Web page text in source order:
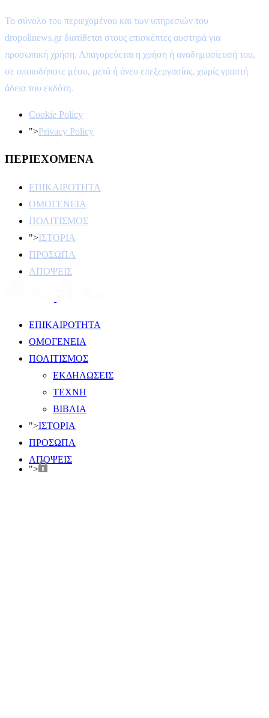
Το σύνολο του περιεχομένου και των υπηρεσιών του
dropolinews.gr διατίθεται στους επισκέπτες αυστηρά για
προσωπική χρήση. Απαγορεύεται η χρήση ή αναδημοσίευσή του,
σε οποιοδήποτε μέσο, μετά ή άνευ επεξεργασίας, χωρίς γραπτή
άδεια του εκδότη.
Cookie Policy
">Privacy Policy
ΠΕΡΙΕΧΟΜΕΝΑ
ΕΠΙΚΑΙΡΟΤΗΤΑ
ΟΜΟΓΕΝΕΙΑ
ΠΟΛΙΤΙΣΜΟΣ
">ΙΣΤΟΡΙΑ
ΠΡΟΣΩΠΑ
ΑΠΟΨΕΙΣ
ΕΠΙΚΑΙΡΟΤΗΤΑ
ΟΜΟΓΕΝΕΙΑ
ΠΟΛΙΤΙΣΜΟΣ
ΕΚΔΗΛΩΣΕΙΣ
ΤΕΧΝΗ
ΒΙΒΛΙΑ
">ΙΣΤΟΡΙΑ
ΠΡΟΣΩΠΑ
ΑΠΟΨΕΙΣ
">